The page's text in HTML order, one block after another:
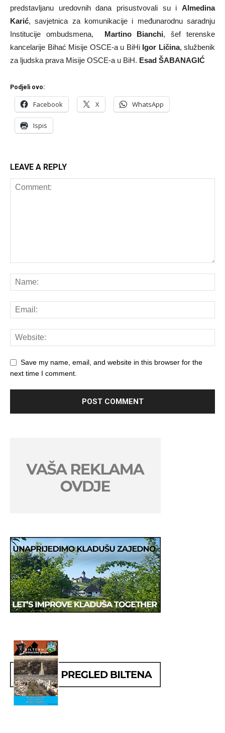
predstavljanu uredovnih dana prisustvovali su i Almedina
Karić, savjetnica za komunikacije i međunarodnu saradnju
Institucije ombudsmena, Martino Bianchi, šef terenske
kancelarije Bihać Misije OSCE-a u BiHi Igor Ličina, službenik
za ljudska prava Misije OSCE-a u BiH. Esad ŠABANAGIĆ
Podjeli ovo:
Facebook X WhatsApp
Ispis
LEAVE A REPLY
Save my name, email, and website in this browser for the
next time I comment.